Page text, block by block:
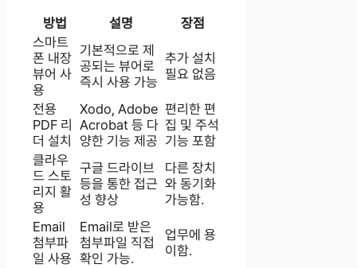
방법
설명
장점
스마트
폰 내장
뷰어 사
용
기본적으로 제
공되는 뷰어로
즉시 사용 가능
추가 설치
필요 없음
전용
PDF 리
더 설치
Xodo, Adobe
Acrobat 등 다
양한 기능 제공
편리한 편
집 및 주석
기능 포함
클라우
드 스토
리지 활
용
구글 드라이브
등을 통한 접근
성 향상
다른 장치
와 동기화
가능함.
Email
첨부파
일 사용
Email로 받은
첨부파일 직접
확인 가능.
업무에 용
이함.